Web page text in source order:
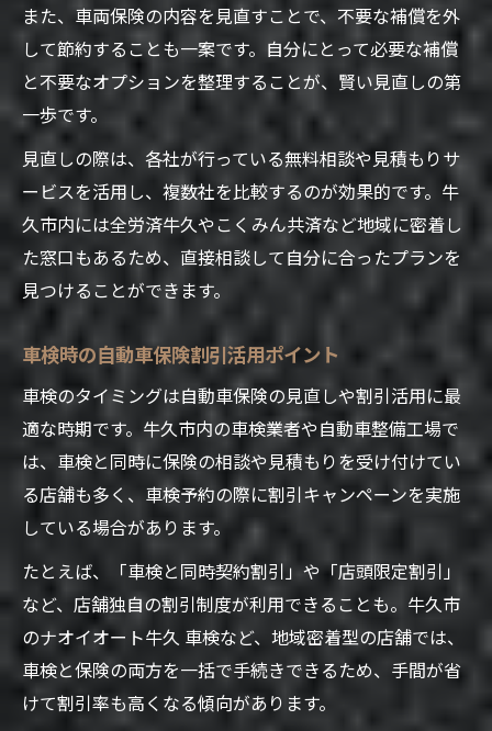
また、車両保険の内容を見直すことで、不要な補償を外
して節約することも一案です。自分にとって必要な補償
と不要なオプションを整理することが、賢い見直しの第
一歩です。
見直しの際は、各社が行っている無料相談や見積もりサ
ービスを活用し、複数社を比較するのが効果的です。牛
久市内には全労済牛久やこくみん共済など地域に密着し
た窓口もあるため、直接相談して自分に合ったプランを
見つけることができます。
車検時の自動車保険割引活用ポイント
車検のタイミングは自動車保険の見直しや割引活用に最
適な時期です。牛久市内の車検業者や自動車整備工場で
は、車検と同時に保険の相談や見積もりを受け付けてい
る店舗も多く、車検予約の際に割引キャンペーンを実施
している場合があります。
たとえば、「車検と同時契約割引」や「店頭限定割引」
など、店舗独自の割引制度が利用できることも。牛久市
のナオイオート牛久 車検など、地域密着型の店舗では、
車検と保険の両方を一括で手続きできるため、手間が省
けて割引率も高くなる傾向があります。